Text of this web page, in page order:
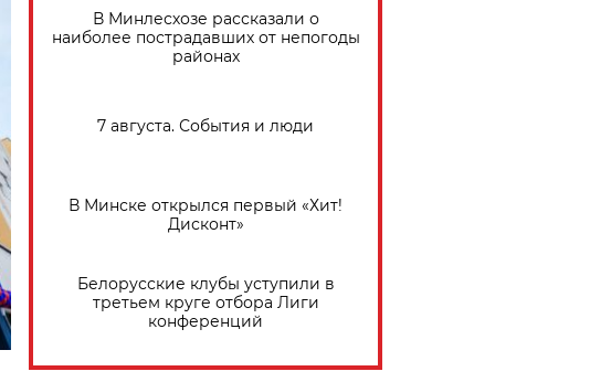
В Минлесхозе рассказали о
наиболее пострадавших от непогоды
районах
7 августа. События и люди
В Минске открылся первый «Хит!
Дисконт»
Белорусские клубы уступили в
третьем круге отбора Лиги
конференций